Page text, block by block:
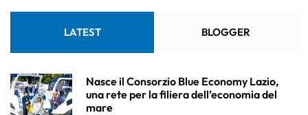
LATEST BLOGGER
Nasce il Consorzio Blue Economy Lazio,
una rete per la filiera dell’economia del
mare